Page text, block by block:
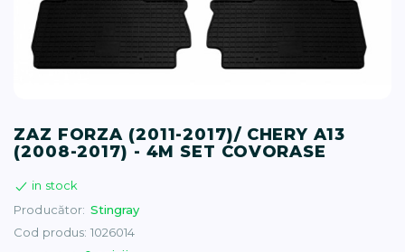
(34)
ZAZ FORZA (2011-2017)/ CHERY A13
(2008-2017) - 4М SET COVORASE
in stock
Producător: Stingray
Cod produs: 1026014